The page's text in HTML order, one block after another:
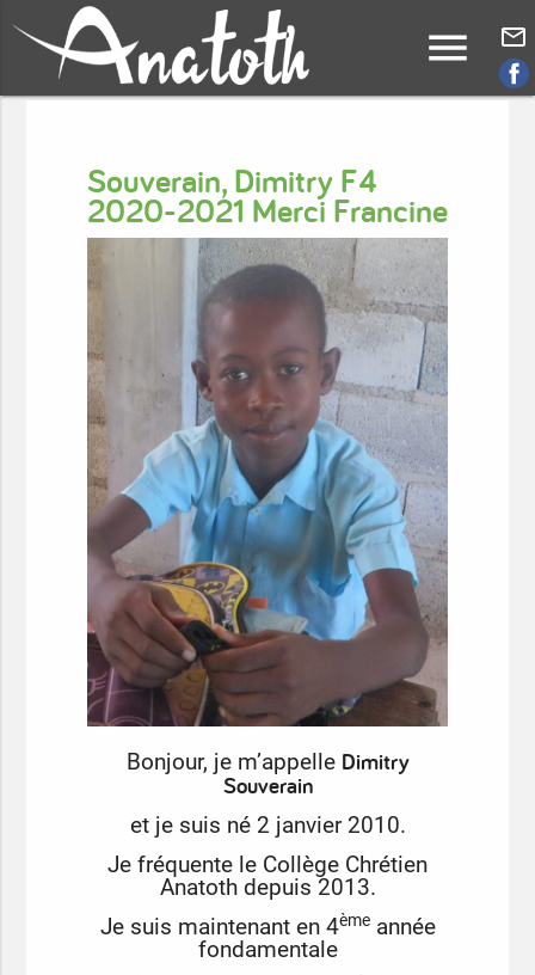
menu mail_outline
Souverain, Dimitry F4
2020-2021 Merci Francine
Bonjour, je m’appelle Dimitry
Souverain
et je suis né 2 janvier 2010.
Je fréquente le Collège Chrétien
Anatoth depuis 2013.
Je suis maintenant en 4èmeannée
fondamentale